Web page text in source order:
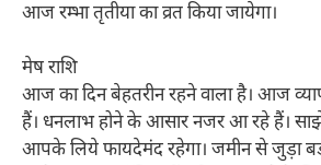
आज रम्भा तृतीया का व्रत किया जायेगा।
मेष राशि
आज का दिन बेहतरीन रहने वाला है। आज
हैं। धनलाभ होने के आसार नजर आ रहे हैं।
आपके लिये फायदेमंद रहेगा। जमीन से जुड़ा